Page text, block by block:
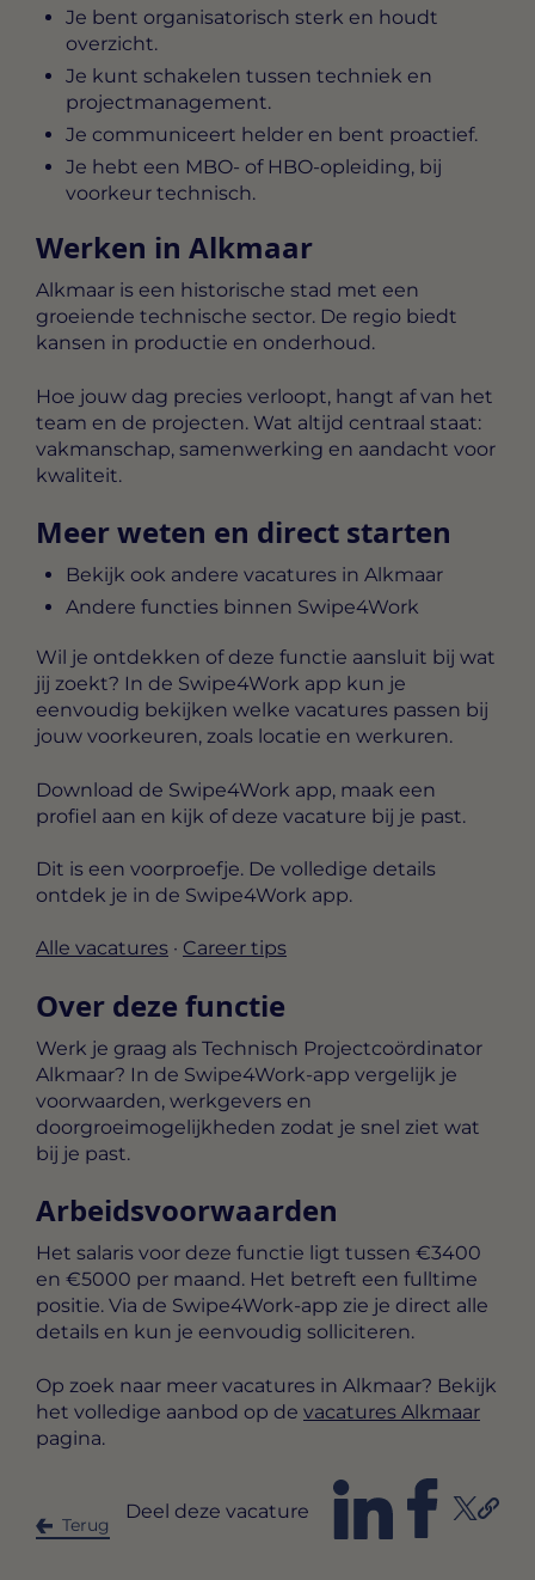
Je bent organisatorisch sterk en houdt
overzicht.
Je kunt schakelen tussen techniek en
projectmanagement.
Je communiceert helder en bent proactief.
Je hebt een MBO- of HBO-opleiding, bij
voorkeur technisch.
Werken in Alkmaar
Alkmaar is een historische stad met een
groeiende technische sector. De regio biedt
kansen in productie en onderhoud.
Hoe jouw dag precies verloopt, hangt af van het
team en de projecten. Wat altijd centraal staat:
vakmanschap, samenwerking en aandacht voor
kwaliteit.
Meer weten en direct starten
Bekijk ook andere vacatures in Alkmaar
Andere functies binnen Swipe4Work
Wil je ontdekken of deze functie aansluit bij wat
jij zoekt? In de Swipe4Work app kun je
eenvoudig bekijken welke vacatures passen bij
jouw voorkeuren, zoals locatie en werkuren.
Download de Swipe4Work app, maak een
profiel aan en kijk of deze vacature bij je past.
Dit is een voorproefje. De volledige details
ontdek je in de Swipe4Work app.
Alle vacatures · Career tips
Over deze functie
Werk je graag als Technisch Projectcoördinator
Alkmaar? In de Swipe4Work-app vergelijk je
voorwaarden, werkgevers en
doorgroeimogelijkheden zodat je snel ziet wat
bij je past.
Arbeidsvoorwaarden
Het salaris voor deze functie ligt tussen €3400
en €5000 per maand. Het betreft een fulltime
positie. Via de Swipe4Work-app zie je direct alle
details en kun je eenvoudig solliciteren.
Op zoek naar meer vacatures in Alkmaar? Bekijk
het volledige aanbod op de vacatures Alkmaar
pagina.
Terug
Deel deze vacature